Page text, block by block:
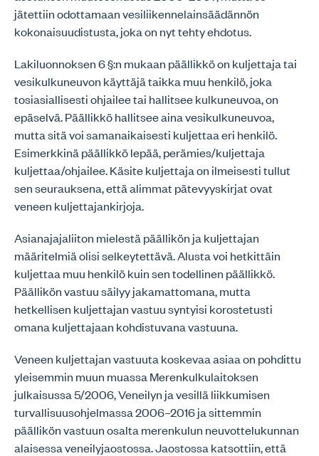
jätettiin odottamaan vesiliikennelainsäädännön
kokonaisuudistusta, joka on nyt tehty ehdotus.
Lakiluonnoksen 6 §:n mukaan päällikkö on kuljettaja tai
vesikulkuneuvon käyttäjä taikka muu henkilö, joka
tosiasiallisesti ohjailee tai hallitsee kulkuneuvoa, on
epäselvä. Päällikkö hallitsee aina vesikulkuneuvoa,
mutta sitä voi samanaikaisesti kuljettaa eri henkilö.
Esimerkkinä päällikkö lepää, perämies/kuljettaja
kuljettaa/ohjailee. Käsite kuljettaja on ilmeisesti tullut
sen seurauksena, että alimmat pätevyyskirjat ovat
veneen kuljettajankirjoja.
Asianajajaliiton mielestä päällikön ja kuljettajan
määritelmiä olisi selkeytettävä. Alusta voi hetkittäin
kuljettaa muu henkilö kuin sen todellinen päällikkö.
Päällikön vastuu säilyy jakamattomana, mutta
hetkellisen kuljettajan vastuu syntyisi korostetusti
omana kuljettajaan kohdistuvana vastuuna.
Veneen kuljettajan vastuuta koskevaa asiaa on pohdittu
yleisemmin muun muassa Merenkulkulaitoksen
julkaisussa 5/2006, Veneilyn ja vesillä liikkumisen
turvallisuusohjelmassa 2006–2016 ja sittemmin
päällikön vastuun osalta merenkulun neuvottelukunnan
alaisessa veneilyjaostossa. Jaostossa katsottiin, että